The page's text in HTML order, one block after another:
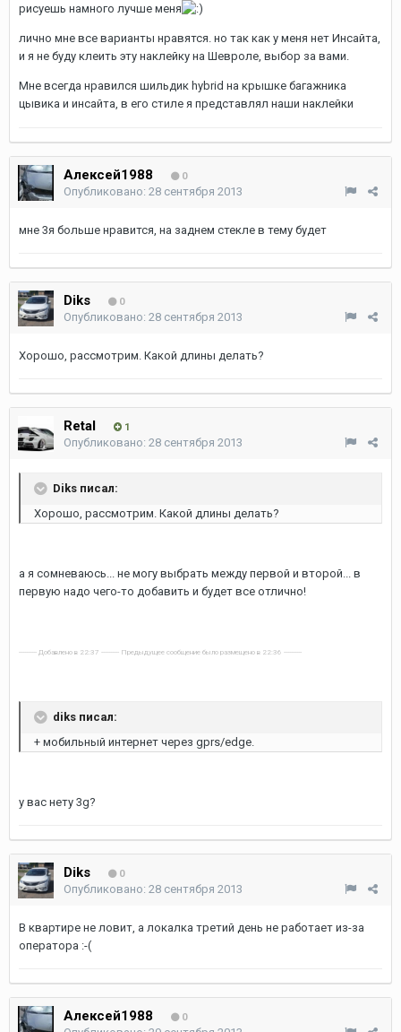
рисуешь намного лучше меня
лично мне все варианты нравятся. но так как у меня нет Инсайта,
и я не буду клеить эту наклейку на Шевроле, выбор за вами.
Мне всегда нравился шильдик hybrid на крышке багажника
цывика и инсайта, в его стиле я представлял наши наклейки
Алексей1988 0
Опубликовано: 28 сентября 2013
мне 3я больше нравится, на заднем стекле в тему будет
Diks 0
Опубликовано: 28 сентября 2013
Хорошо, рассмотрим. Какой длины делать?
Retal 1
Опубликовано: 28 сентября 2013
Diks писал:
Хорошо, рассмотрим. Какой длины делать?
а я сомневаюсь... не могу выбрать между первой и второй... в
первую надо чего-то добавить и будет все отлично!
---------- Добавлено в 22:37 ---------- Предыдущее сообщение было размещено в 22:36 ----------
diks писал:
+ мобильный интернет через gprs/edge.
у вас нету 3g?
Diks 0
Опубликовано: 28 сентября 2013
В квартире не ловит, а локалка третий день не работает из-за
оператора :-(
Алексей1988 0